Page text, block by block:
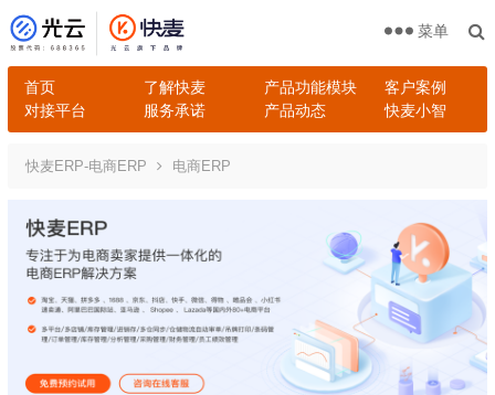
首页 了解快麦 产品功能模块
客户案例
对接平台
服务承诺 产品动态 快麦小智
菜单
快麦ERP-电商ERP 电商ERP